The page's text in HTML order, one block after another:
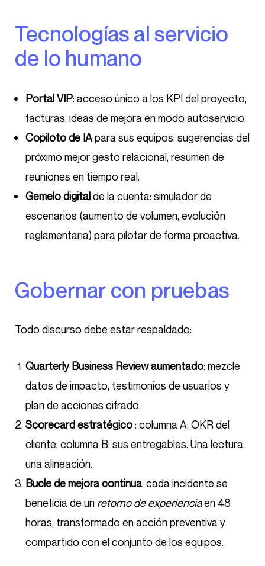
Tecnologías al servicio
de lo humano
Portal VIP: acceso único a los KPI del proyecto,
facturas, ideas de mejora en modo autoservicio.
Copiloto de IApara sus equipos: sugerencias del
próximo mejor gesto relacional, resumen de
reuniones en tiempo real.
Gemelo digitalde la cuenta: simulador de
escenarios (aumento de volumen, evolución
reglamentaria) para pilotar de forma proactiva.
Gobernar con pruebas
Todo discurso debe estar respaldado:
Quarterly Business Review aumentado: mezcle
datos de impacto, testimonios de usuarios y
plan de acciones cifrado.
Scorecard estratégico: columna A: OKR del
cliente; columna B: sus entregables. Una lectura,
una alineación.
Bucle de mejora continua: cada incidente se
beneficia de un retorno de experienciaen 48
horas, transformado en acción preventiva y
compartido con el conjunto de los equipos.